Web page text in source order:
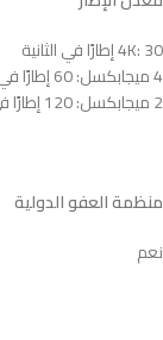
4K: 30 إطارًا في الثانية
4 ميجابكسل: 60 إطارًا في الثانية
2 ميجابكسل: 120 إطارًا في الثانية
منظمة العفو الدولية
نعم